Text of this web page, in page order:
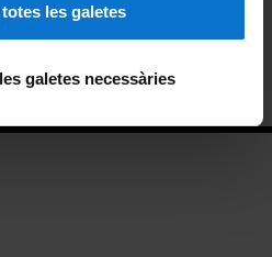
les galetes
galetes necessàries
i personal de la Facultat